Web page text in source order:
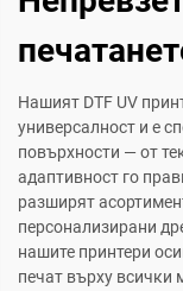
Нашият DTF UV
универсалност и е
повърхности — от
адаптивност го
разширят
персонализирани
нашите принтери
печат върху всички